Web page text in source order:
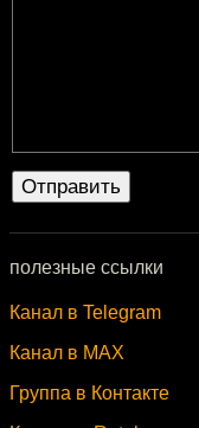
полезные ссылки
Канал в Telegram
Канал в MAX
Группа в Контакте